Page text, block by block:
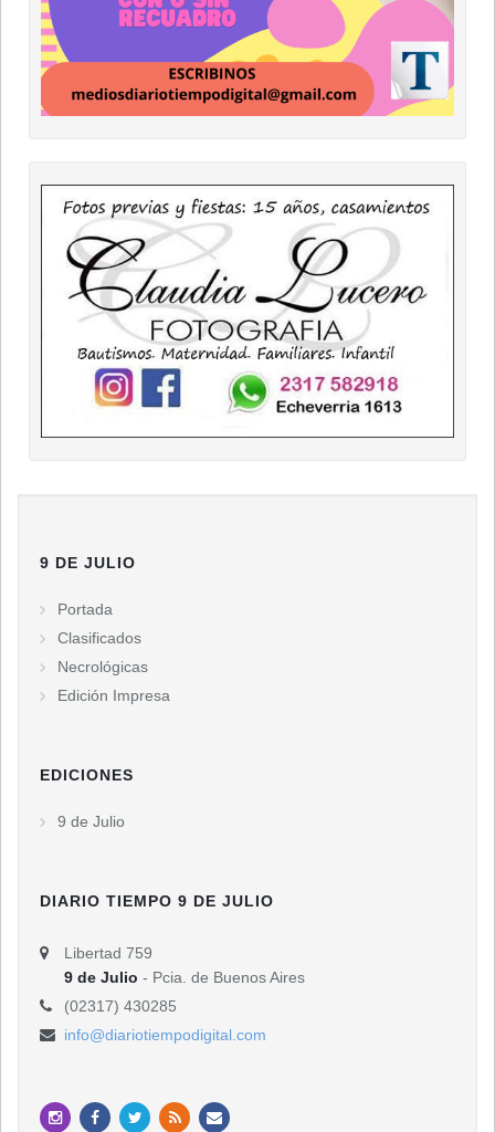
9 DE JULIO
Portada
Clasificados
Necrológicas
Edición Impresa
EDICIONES
9 de Julio
DIARIO TIEMPO 9 DE JULIO
Libertad 759
9 de Julio - Pcia. de Buenos Aires
(02317) 430285
info@diariotiempodigital.com